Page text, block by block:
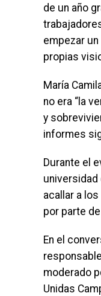
de un año
empezar
propias
María
no era “la
y
informes
Durante el
acallar a
por parte
En el
moderado
Unidas